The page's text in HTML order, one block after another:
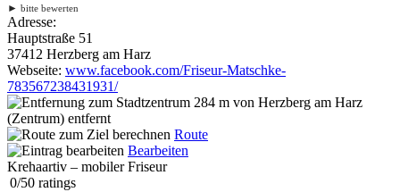
► bitte bewerten
Adresse:
Hauptstraße 51
37412 Herzberg am Harz
Webseite: www.facebook.com/Friseur-Matschke-
783567238431931/
284 m von Herzberg am Harz
(Zentrum) entfernt
Route
Bearbeiten
Krehaartiv – mobiler Friseur
0/50 ratings